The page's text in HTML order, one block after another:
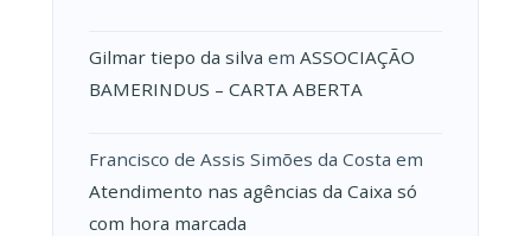
Gilmar tiepo da silva em ASSOCIAÇÃO
BAMERINDUS – CARTA ABERTA
Francisco de Assis Simões da Costa em
Atendimento nas agências da Caixa só
com hora marcada